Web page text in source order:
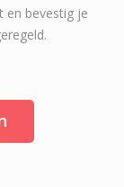
en bevestig je